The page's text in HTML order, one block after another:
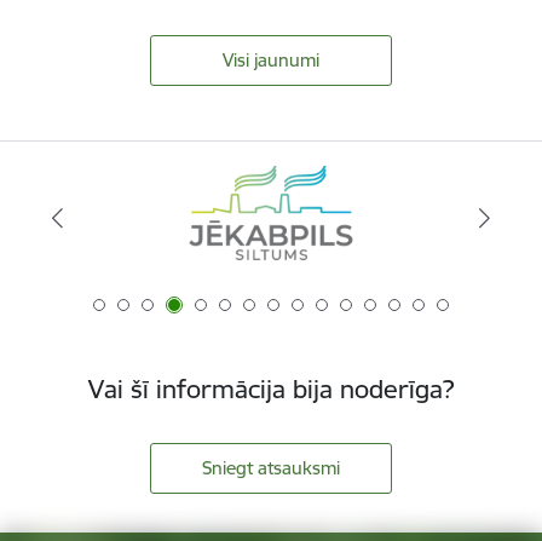
Visi jaunumi
Vai šī informācija bija noderīga?
Sniegt atsauksmi